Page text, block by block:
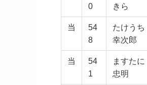
0
きら
当
54
8
たけうち
幸次郎
当
54
1
ますたに
忠明